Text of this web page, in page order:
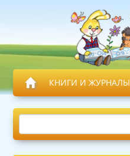
КНИГИ И ЖУРНАЛЫ